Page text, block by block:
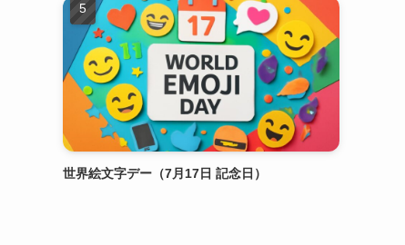
世界絵文字デー（7月17日 記念日）